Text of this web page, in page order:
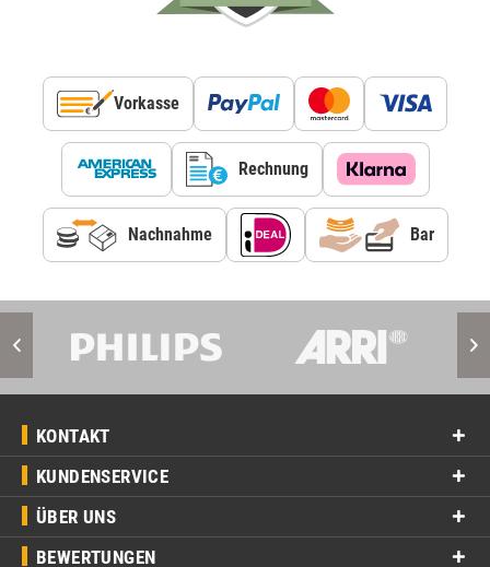
Vorkasse
Rechnung
Nachnahme Bar
KONTAKT
KUNDENSERVICE
ÜBER UNS
BEWERTUNGEN